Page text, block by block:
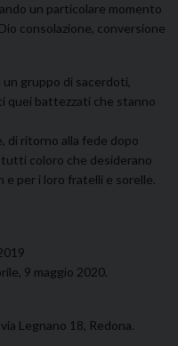
un particolare momento
consolazione, conversione
gruppo di sacerdoti,
quei battezzati che stanno
di ritorno alla fede dopo
coloro che desiderano
e per i loro fratelli e sorelle.
9 maggio 2020.
Legnano 18, Redona.